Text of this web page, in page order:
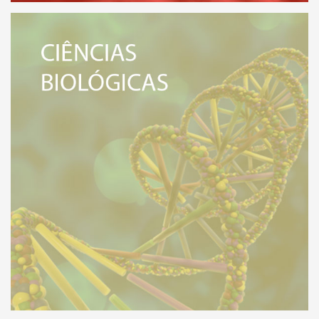
Ciências Biológicas.
VEJA MAIS
EXATAS E DA